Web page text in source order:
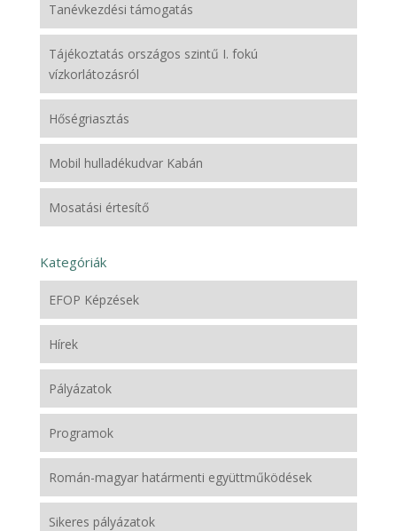
Tanévkezdési támogatás
Tájékoztatás országos szintű I. fokú
vízkorlátozásról
Hőségriasztás
Mobil hulladékudvar Kabán
Mosatási értesítő
Kategóriák
EFOP Képzések
Hírek
Pályázatok
Programok
Román-magyar határmenti együttműködések
Sikeres pályázatok